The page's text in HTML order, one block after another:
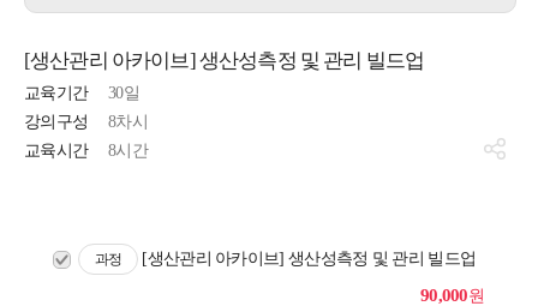
[생산관리 아카이브] 생산성측정 및 관리 빌드업
교육기간
30일
강의구성
8차시
교육시간
8시간
과정 [생산관리 아카이브] 생산성측정 및 관리 빌드업
90,000원